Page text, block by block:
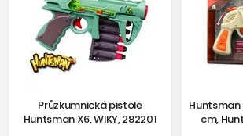
Průzkumnická pistole
Huntsman X6, WIKY, 282201
Huntsman
cm,